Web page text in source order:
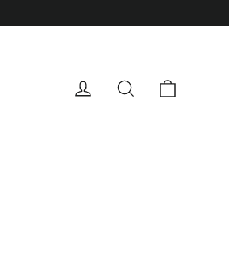
compterecherche